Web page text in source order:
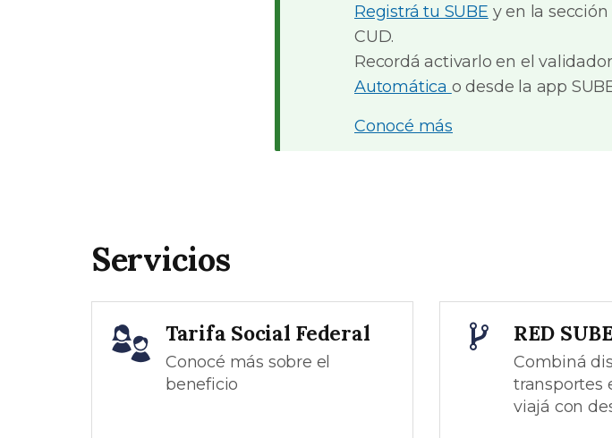
Registrá tu SUBE y en la sección
CUD.
Recordá activarlo en el
Automática o desde la app
Conocé más
Servicios
Tarifa Social Federal
Conocé más sobre el
beneficio
RED SUBE
Combiná
transportes
viajá con